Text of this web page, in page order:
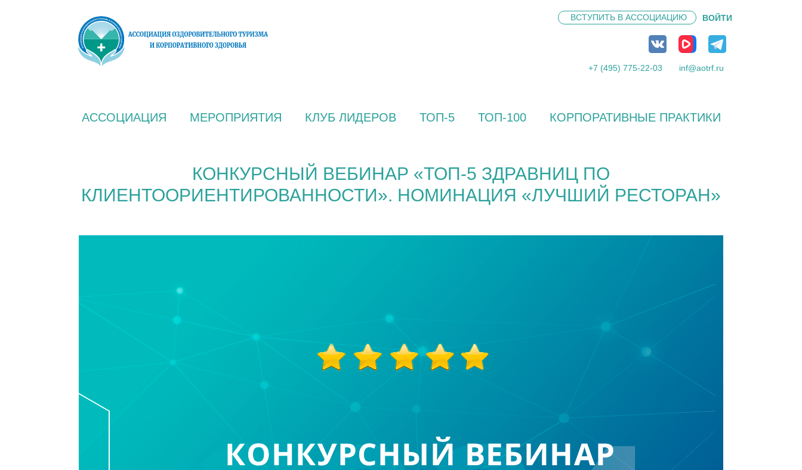
ВСТУПИТЬ В АССОЦИАЦИЮ ВОЙТИ
+7 (495) 775-22-03 inf@aotrf.ru
АССОЦИАЦИЯ МЕРОПРИЯТИЯ КЛУБ ЛИДЕРОВ ТОП-5 ТОП-100 КОРПОРАТИВНЫЕ ПРАКТИКИ
КОНКУРСНЫЙ ВЕБИНАР «ТОП-5 ЗДРАВНИЦ ПО
КЛИЕНТООРИЕНТИРОВАННОСТИ». НОМИНАЦИЯ «ЛУЧШИЙ РЕСТОРАН»